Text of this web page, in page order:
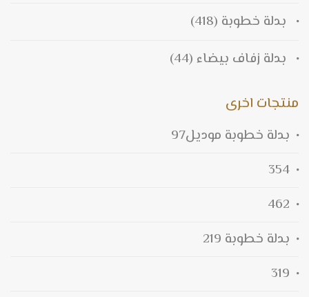
بدلة خطوبة (418)
بدلة زفاف بيضاء (44)
منتجات اخرى
بدلة خطوبة موديل97
354
462
بدلة خطوبة 219
319